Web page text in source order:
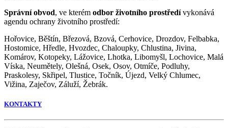
Správní obvod, ve kterém odbor životního prostředívykonává
agendu ochrany životního prostředí:
Hořovice, Běštín, Březová, Bzová, Cerhovice, Drozdov, Felbabka,
Hostomice, Hředle, Hvozdec, Chaloupky, Chlustina, Jivina,
Komárov, Kotopeky, Lážovice, Lhotka, Libomyšl, Lochovice, Malá
Víska, Neumětely, Olešná, Osek, Osov, Otmíče, Podluhy,
Praskolesy, Skřipel, Tlustice, Točník, Újezd, Velký Chlumec,
Vižina, Zaječov, Záluží, Žebrák.
KONTAKTY